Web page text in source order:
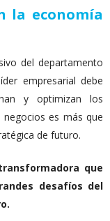
la economía
del departamento
empresarial debe
y optimizan los
es más que
de futuro.
que
desafíos del